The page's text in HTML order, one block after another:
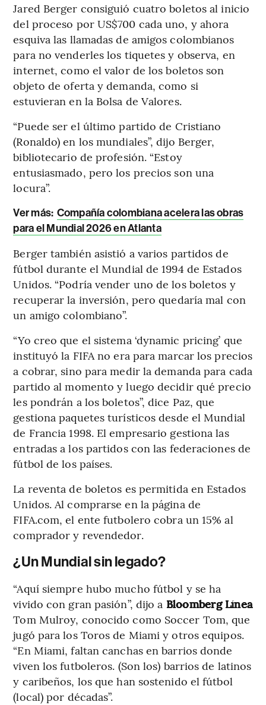
Jared Berger consiguió cuatro boletos al inicio
del proceso por US$700 cada uno, y ahora
esquiva las llamadas de amigos colombianos
para no venderles los tiquetes y observa, en
internet, como el valor de los boletos son
objeto de oferta y demanda, como si
estuvieran en la Bolsa de Valores.
“Puede ser el último partido de Cristiano
(Ronaldo) en los mundiales”, dijo Berger,
bibliotecario de profesión. “Estoy
entusiasmado, pero los precios son una
locura”.
Ver más: Compañía colombiana acelera las obras
para el Mundial 2026 en Atlanta
Berger también asistió a varios partidos de
fútbol durante el Mundial de 1994 de Estados
Unidos. “Podría vender uno de los boletos y
recuperar la inversión, pero quedaría mal con
un amigo colombiano”.
“Yo creo que el sistema ‘dynamic pricing’ que
instituyó la FIFA no era para marcar los precios
a cobrar, sino para medir la demanda para cada
partido al momento y luego decidir qué precio
les pondrán a los boletos”, dice Paz, que
gestiona paquetes turísticos desde el Mundial
de Francia 1998. El empresario gestiona las
entradas a los partidos con las federaciones de
fútbol de los países.
La reventa de boletos es permitida en Estados
Unidos. Al comprarse en la página de
FIFA.com, el ente futbolero cobra un 15% al
comprador y revendedor.
¿Un Mundial sin legado?
“Aquí siempre hubo mucho fútbol y se ha
vivido con gran pasión”, dijo a Bloomberg Línea
Tom Mulroy, conocido como Soccer Tom, que
jugó para los Toros de Miami y otros equipos.
“En Miami, faltan canchas en barrios donde
viven los futboleros. (Son los) barrios de latinos
y caribeños, los que han sostenido el fútbol
(local) por décadas”.